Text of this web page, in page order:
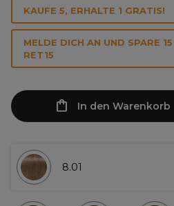
KAUFE 5, ERHALTE 1 GRATIS!
MELDE DICH AN UND SPARE
RET15
In den Warenkorb
8.01